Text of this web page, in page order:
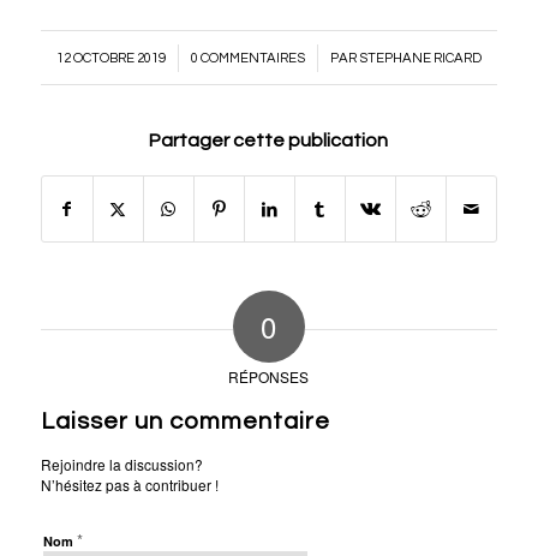
12 OCTOBRE 2019
/ 0 COMMENTAIRES
/ PAR STEPHANE RICARD
Partager cette publication
0
RÉPONSES
Laisser un commentaire
Rejoindre la discussion?
N’hésitez pas à contribuer !
Nom *